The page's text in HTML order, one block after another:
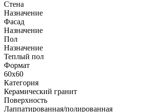
Стена
Назначение
Фасад
Назначение
Пол
Назначение
Теплый пол
Формат
60x60
Категория
Керамический гранит
Поверхность
Лаппатированная/полированная